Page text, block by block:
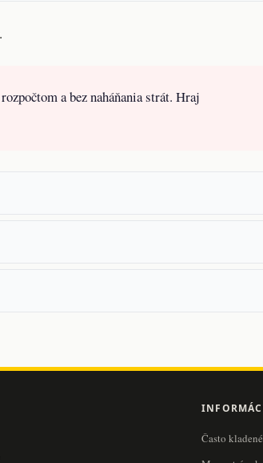
.
a bez naháňania strát. Hraj
Často